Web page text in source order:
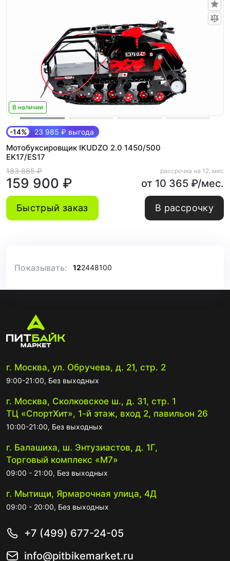
В наличии
-14% 23 985 ₽ выгода
Мотобуксировщик IKUDZO 2.0 1450/500
EK17/ES17
183 885 ₽
159 900 ₽
рассрочка на 12. мес
от 10 365 ₽/мес.
Быстрый заказ В рассрочку
Показывать: 122448100
г. Москва, ул. Обручева, д. 21, стр. 2
9:00-21:00, Без выходных
г. Москва, Сколковское ш., д. 31, стр. 1
ТЦ «СпортХит», 1-й этаж, вход 2, павильон 26
10:00-21:00, Без выходных
г. Балашиха, ш. Энтузиастов, д. 1Г,
Торговый комплекс «М7»
09:00 - 21:00, Без выходных
г. Мытищи, Ярмарочная улица, 4Д
09:00 - 20:00, Без выходных
+7 (499) 677-24-05
info@pitbikemarket.ru